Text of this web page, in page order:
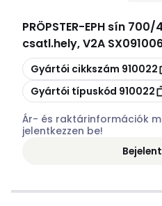
PRÖPSTER-EPH sín
csatl.hely, V2A
Másolás
Gyártói cikkszám 910022
Másolás
Gyártói típuskód 910022
Ár- és raktárinformációk
jelentkezzen be!